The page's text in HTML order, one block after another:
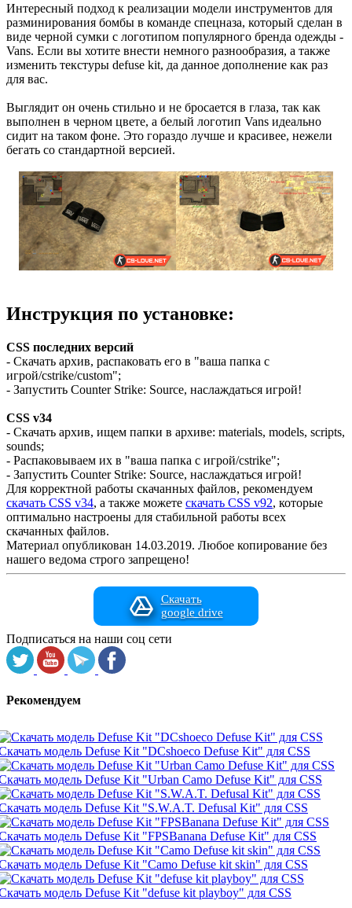
Интересный подход к реализации модели инструментов для
разминирования бомбы в команде спецназа, который сделан в
виде черной сумки с логотипом популярного бренда одежды -
Vans. Если вы хотите внести немного разнообразия, а также
изменить текстуры defuse kit, да данное дополнение как раз
для вас.
Выглядит он очень стильно и не бросается в глаза, так как
выполнен в черном цвете, а белый логотип Vans идеально
сидит на таком фоне. Это гораздо лучше и красивее, нежели
бегать со стандартной версией.
Инструкция по установке:
CSS последних версий
- Скачать архив, распаковать его в "ваша папка с
игрой/cstrike/custom";
- Запустить Counter Strike: Source, наслаждаться игрой!
CSS v34
- Скачать архив, ищем папки в архиве: materials, models, scripts,
sounds;
- Распаковываем их в "ваша папка с игрой/cstrike";
- Запустить Counter Strike: Source, наслаждаться игрой!
Для корректной работы скачанных файлов, рекомендуем
скачать CSS v34, а также можете скачать CSS v92, которые
оптимально настроены для стабильной работы всех
скачанных файлов.
Материал опубликован 14.03.2019. Любое копирование без
нашего ведома строго запрещено!
Скачать
google drive
Подписаться на наши соц сети
Рекомендуем
модель Defuse Kit "DCshoeco Defuse Kit" для CSS
модель Defuse Kit "Urban Camo Defuse Kit" для CSS
модель Defuse Kit "S.W.A.T. Defusal Kit" для CSS
модель Defuse Kit "FPSBanana Defuse Kit" для CSS
модель Defuse Kit "Camo Defuse kit skin" для CSS
модель Defuse Kit "defuse kit playboy" для CSS